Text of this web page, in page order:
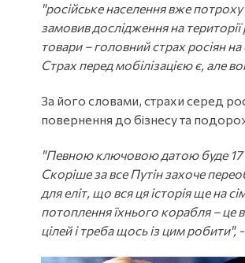
"російське населення вже
замовив дослідження на
товари – головний страх росіян
Страх перед мобілізацією є, але
За його словами, страхи серед
повернення до бізнесу та
"Певною ключовою датою буде 17
Скоріше за все Путін захоче
для еліт, що вся ця історія ще на
потоплення їхнього корабля – це
цілей і треба щось із цим